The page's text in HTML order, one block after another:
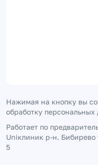
Нажимая на кнопку вы
обработку персональных
Работает по
Uniклиник р-н. Бибирево
5